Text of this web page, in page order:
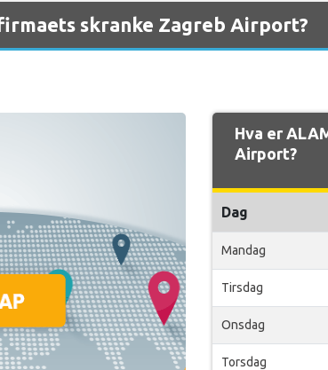
skranke Zagreb Airport?
Hva er
Airport?
Dag
Mandag
Tirsdag
Onsdag
Torsdag